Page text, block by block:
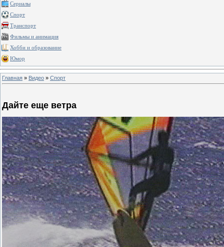
Сериалы
Спорт
Транспорт
Фильмы и анимация
Хобби и образование
Юмор
Главная » Видео » Спорт
Дайте еще ветра